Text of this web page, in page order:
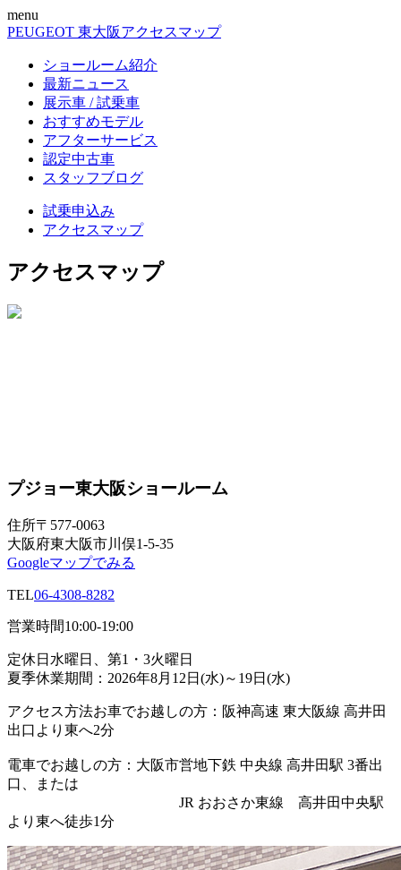
menu
PEUGEOT 東大阪アクセスマップ
ショールーム紹介
最新ニュース
展示車 / 試乗車
おすすめモデル
アフターサービス
認定中古車
スタッフブログ
試乗申込み
アクセスマップ
アクセスマップ
プジョー東大阪ショールーム
住所〒577-0063
大阪府東大阪市川俣1-5-35
Googleマップでみる
TEL06-4308-8282
営業時間10:00-19:00
定休日 水曜日、第1・3火曜日
夏季休業期間：2026年8月12日(水)～19日(水)
アクセス方法お車でお越しの方：阪神高速 東大阪線 高井田
出口より東へ2分
電車でお越しの方：大阪市営地下鉄 中央線 高井田駅 3番出
口、または
JR おおさか東線 高井田中央駅
より東へ徒歩1分